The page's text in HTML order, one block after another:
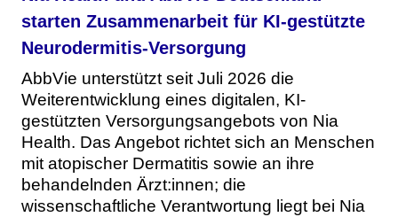
starten Zusammenarbeit für KI-gestützte
Neurodermitis-Versorgung
AbbVie unterstützt seit Juli 2026 die
Weiterentwicklung eines digitalen, KI-
gestützten Versorgungsangebots von Nia
Health. Das Angebot richtet sich an Menschen
mit atopischer Dermatitis sowie an ihre
behandelnden Ärzt:innen; die
wissenschaftliche Verantwortung liegt bei Nia